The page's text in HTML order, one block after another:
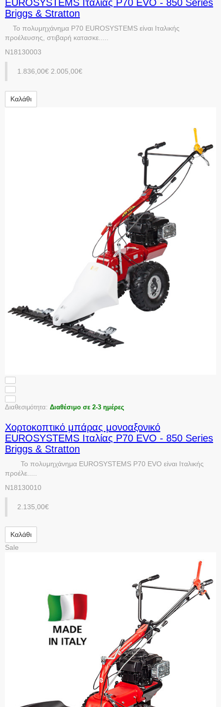
EUROSYSTEMS Ιταλίας P70 EVO - 850 Series
Briggs & Stratton
Το πολυμηχάνημα P70 EUROSYSTEMS είναι Ιταλικής
προέλευσης, στιβαρή κατασκε.....
N18130003
1.836,00€ 2.005,00€
Καλάθι
Διαθεσιμότητα: Διαθέσιμο σε 2-3 ημέρες
Χορτοκοπτικό μπάρας μονοαξονικό
EUROSYSTEMS Ιταλίας P70 EVO - 850 Series
Briggs & Stratton
Το πολυμηχάνημα EUROSYSTEMS P70 EVO είναι Ιταλικής
προέλε.....
N18130010
2.135,00€
Καλάθι
Sale